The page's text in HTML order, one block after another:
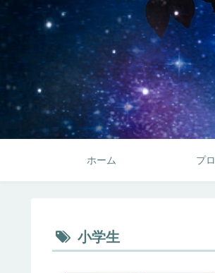
ホーム プ
小学生